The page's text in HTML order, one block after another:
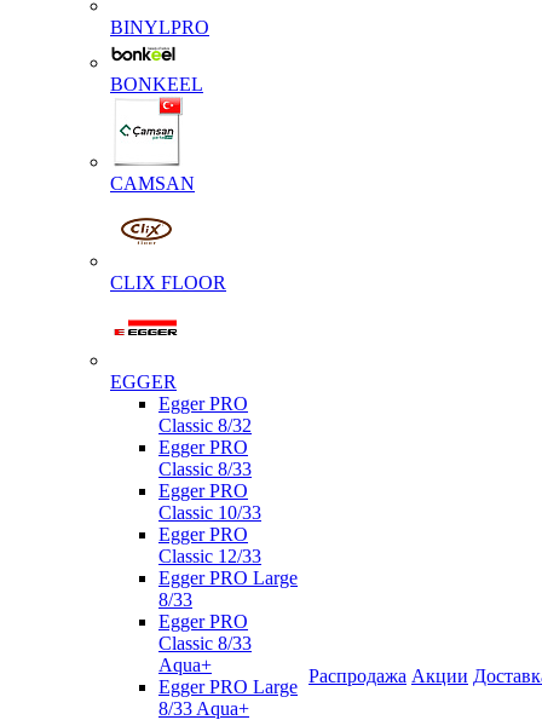
BINYLPRO
BONKEEL
CAMSAN
CLIX FLOOR
EGGER
Egger PRO
Classic 8/32
Egger PRO
Classic 8/33
Egger PRO
Classic 10/33
Egger PRO
Classic 12/33
Egger PRO Large
8/33
Egger PRO
Classic 8/33
Aqua+
Egger PRO Large
8/33 Aqua+
Распродажа Акции